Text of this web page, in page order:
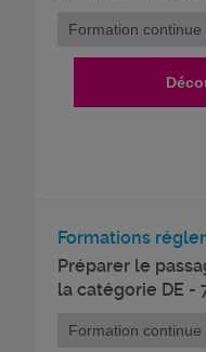
Formation continue
Formations
Préparer le
la catégorie DE -
Formation continue